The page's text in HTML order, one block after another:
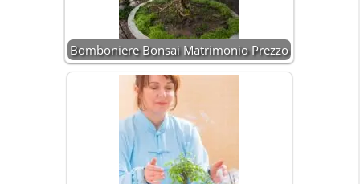
Bomboniere Bonsai Matrimonio Prezzo